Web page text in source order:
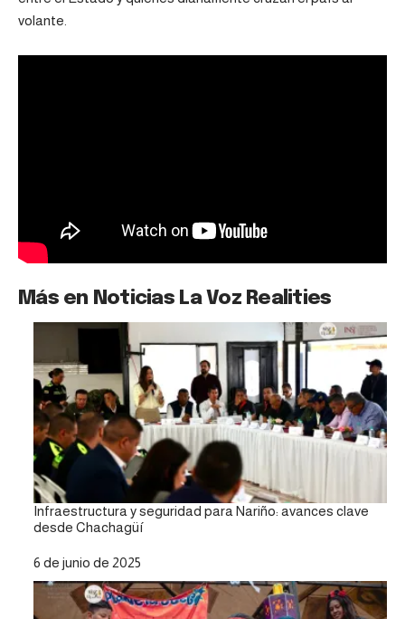
volante.
Más en Noticias La Voz Realities
Infraestructura y seguridad para Nariño: avances clave
desde Chachagüí
Fecha
6 de junio de 2025